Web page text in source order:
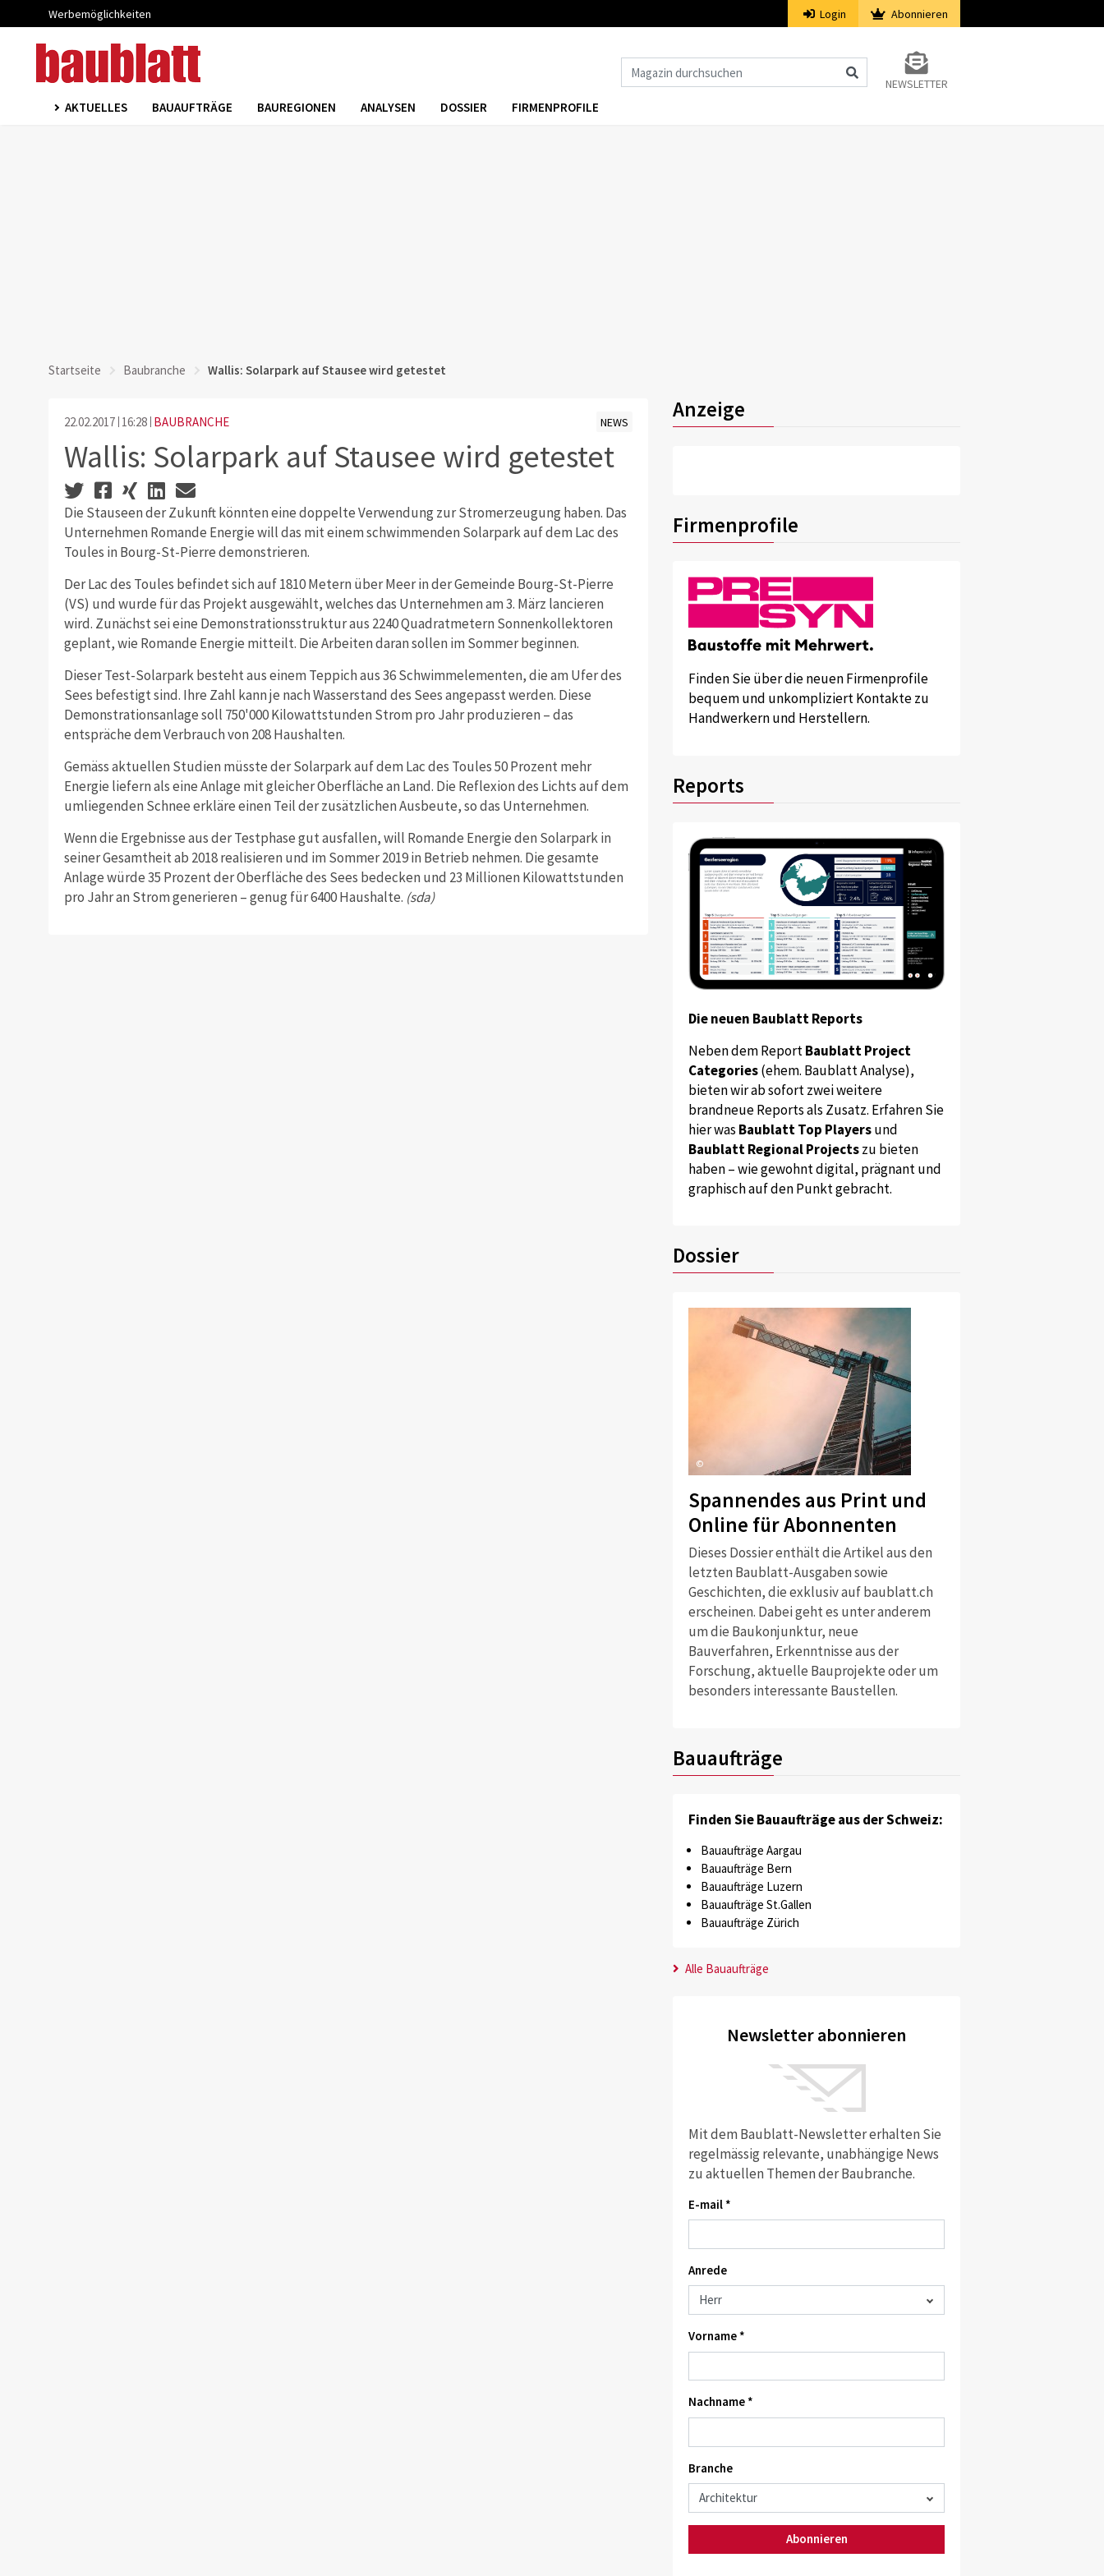
Werbemöglichkeiten Login Abonnieren
NEWSLETTER
AKTUELLES BAUAUFTRÄGE BAUREGIONEN ANALYSEN DOSSIER FIRMENPROFILE
Startseite Baubranche Wallis: Solarpark auf Stausee wird getestet
22.02.2017 16:28 BAUBRANCHE NEWS
Wallis: Solarpark auf Stausee wird getestet
Die Stauseen der Zukunft könnten eine doppelte Verwendung zur Stromerzeugung haben. Das
Unternehmen Romande Energie will das mit einem schwimmenden Solarpark auf dem Lac des
Toules in Bourg-St-Pierre demonstrieren.
Der Lac des Toules befindet sich auf 1810 Metern über Meer in der Gemeinde Bourg-St-Pierre
(VS) und wurde für das Projekt ausgewählt, welches das Unternehmen am 3. März lancieren
wird. Zunächst sei eine Demonstrationsstruktur aus 2240 Quadratmetern Sonnenkollektoren
geplant, wie Romande Energie mitteilt. Die Arbeiten daran sollen im Sommer beginnen.
Dieser Test-Solarpark besteht aus einem Teppich aus 36 Schwimmelementen, die am Ufer des
Sees befestigt sind. Ihre Zahl kann je nach Wasserstand des Sees angepasst werden. Diese
Demonstrationsanlage soll 750'000 Kilowattstunden Strom pro Jahr produzieren – das
entspräche dem Verbrauch von 208 Haushalten.
Gemäss aktuellen Studien müsste der Solarpark auf dem Lac des Toules 50 Prozent mehr
Energie liefern als eine Anlage mit gleicher Oberfläche an Land. Die Reflexion des Lichts auf dem
umliegenden Schnee erkläre einen Teil der zusätzlichen Ausbeute, so das Unternehmen.
Wenn die Ergebnisse aus der Testphase gut ausfallen, will Romande Energie den Solarpark in
seiner Gesamtheit ab 2018 realisieren und im Sommer 2019 in Betrieb nehmen. Die gesamte
Anlage würde 35 Prozent der Oberfläche des Sees bedecken und 23 Millionen Kilowattstunden
pro Jahr an Strom generieren – genug für 6400 Haushalte. (sda)
Anzeige
Firmenprofile
Finden Sie über die neuen Firmenprofile
bequem und unkompliziert Kontakte zu
Handwerkern und Herstellern.
Reports
Die neuen Baublatt Reports
Neben dem ReportBaublatt Project
Categories(ehem. Baublatt Analyse),
bieten wir ab sofort zwei weitere
brandneue Reports als Zusatz. Erfahren Sie
hier was Baublatt Top Playersund
Baublatt Regional Projectszu bieten
haben – wie gewohnt digital, prägnant und
graphisch auf den Punkt gebracht.
Dossier
©
Spannendes aus Print und
Online für Abonnenten
Dieses Dossier enthält die Artikel aus den
letzten Baublatt-Ausgaben sowie
Geschichten, die exklusiv auf baublatt.ch
erscheinen. Dabei geht es unter anderem
um die Baukonjunktur, neue
Bauverfahren, Erkenntnisse aus der
Forschung, aktuelle Bauprojekte oder um
besonders interessante Baustellen.
Bauaufträge
Finden Sie Bauaufträge aus der Schweiz:
Bauaufträge Aargau
Bauaufträge Bern
Bauaufträge Luzern
Bauaufträge St.Gallen
Bauaufträge Zürich
Alle Bauaufträge
Newsletter abonnieren
Mit dem Baublatt-Newsletter erhalten Sie
regelmässig relevante, unabhängige News
zu aktuellen Themen der Baubranche.
E-mail *
Anrede
Vorname *
Nachname *
Branche
Abonnieren